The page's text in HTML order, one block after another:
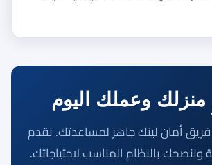
منزلك وعملك اليوم
فريق أمان لينك جاهز لمساعدتك. نقدم
وننصحك بالنظام المناسب لاحتياجاتك.